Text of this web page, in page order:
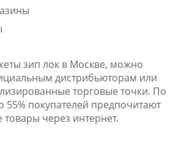
зип лок в Москве, можно
дистрибьюторам или
торговые точки. По
55% покупателей предпочитают
товары через интернет.